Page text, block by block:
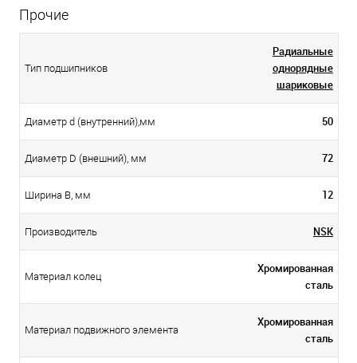
Прочие
Тип подшипников
Радиальные
однорядные
шариковые
Диаметр d (внутренний),мм 50
Диаметр D (внешний), мм 72
Ширина B, мм 12
Производитель NSK
Материал колец
Хромированная
сталь
Материал подвижного элемента
Хромированная
сталь